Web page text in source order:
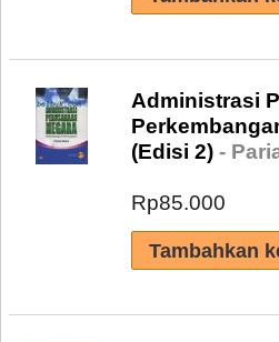
Administrasi
(Edisi 2) -
Rp85.000